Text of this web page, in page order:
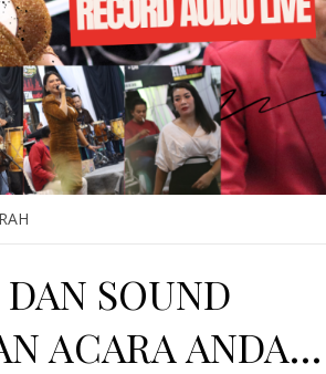
SOUND
ACARA ANDA…